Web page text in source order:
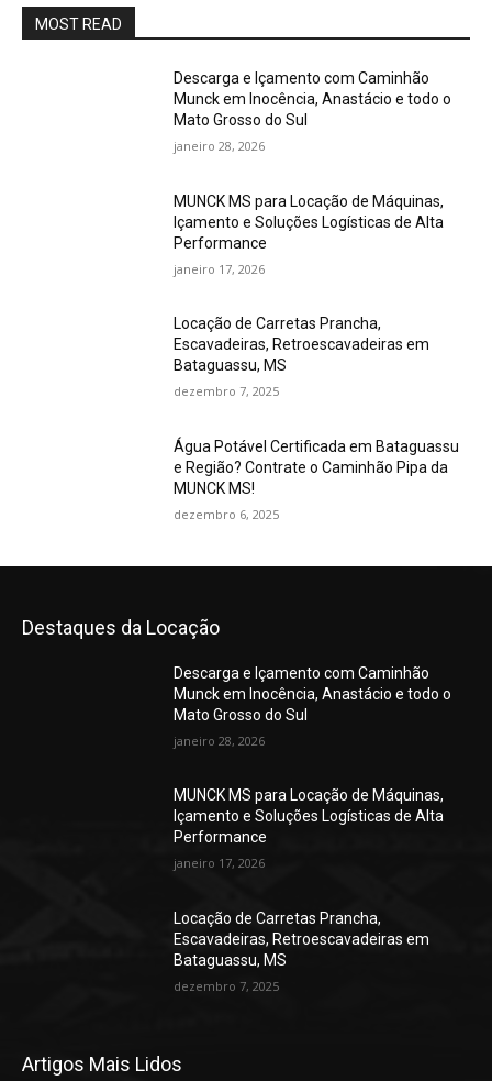
MOST READ
Descarga e Içamento com Caminhão
Munck em Inocência, Anastácio e todo o
Mato Grosso do Sul
janeiro 28, 2026
MUNCK MS para Locação de Máquinas,
Içamento e Soluções Logísticas de Alta
Performance
janeiro 17, 2026
Locação de Carretas Prancha,
Escavadeiras, Retroescavadeiras em
Bataguassu, MS
dezembro 7, 2025
Água Potável Certificada em Bataguassu
e Região? Contrate o Caminhão Pipa da
MUNCK MS!
dezembro 6, 2025
Destaques da Locação
Descarga e Içamento com Caminhão
Munck em Inocência, Anastácio e todo o
Mato Grosso do Sul
janeiro 28, 2026
MUNCK MS para Locação de Máquinas,
Içamento e Soluções Logísticas de Alta
Performance
janeiro 17, 2026
Locação de Carretas Prancha,
Escavadeiras, Retroescavadeiras em
Bataguassu, MS
dezembro 7, 2025
Artigos Mais Lidos